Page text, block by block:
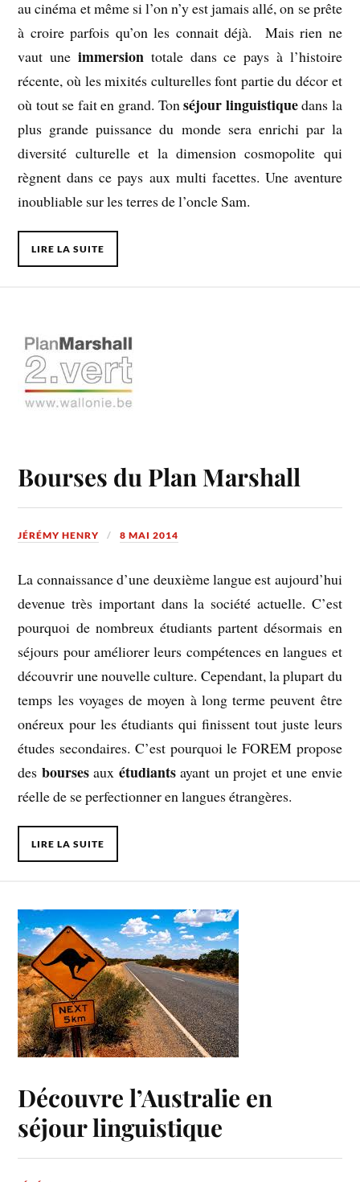
au cinéma et même si l’on n’y est jamais allé, on se prête
à croire parfois qu’on les connait déjà. Mais rien ne
vaut une immersion totale dans ce pays à l’histoire
récente, où les mixités culturelles font partie du décor et
où tout se fait en grand. Tonséjour linguistiquedans la
plus grande puissance du monde sera enrichi par la
diversité culturelle et la dimension cosmopolite qui
règnent dans ce pays aux multi facettes. Une aventure
inoubliable sur les terres de l’oncle Sam.
LIRE LA SUITE
Bourses du Plan Marshall
JÉRÉMY HENRY 8 MAI 2014
La connaissance d’une deuxième langue est aujourd’hui
devenue très important dans la société actuelle. C’est
pourquoi de nombreux étudiants partent désormais en
séjours pour améliorer leurs compétences en langues et
découvrir une nouvelle culture. Cependant, la plupart du
temps les voyages de moyen à long terme peuvent être
onéreux pour les étudiants qui finissent tout juste leurs
études secondaires. C’est pourquoi le FOREM propose
des boursesaux étudiantsayant un projet et une envie
réelle de se perfectionner en langues étrangères.
LIRE LA SUITE
Découvre l’Australie en
séjour linguistique